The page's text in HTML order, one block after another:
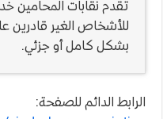
تقدم نقابات المحامين
للأشخاص الغير قادرين
بشكل كامل أو جزئي.
الرابط الدائم للصفحة: